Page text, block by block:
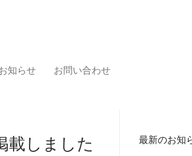
知らせ お問い合わせ
載しました 最新のお知